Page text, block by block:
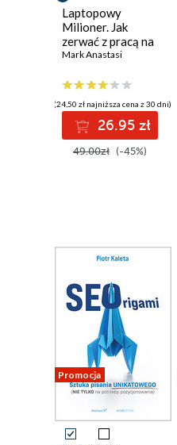
Laptopowy
Milioner. Jak
zerwać z pracą na
etacie i zacząć
Mark Anastasi
(24,50 zł najniższa cena z 30 dni)
26.95 zł
49.00zł (-45%)
Promocja